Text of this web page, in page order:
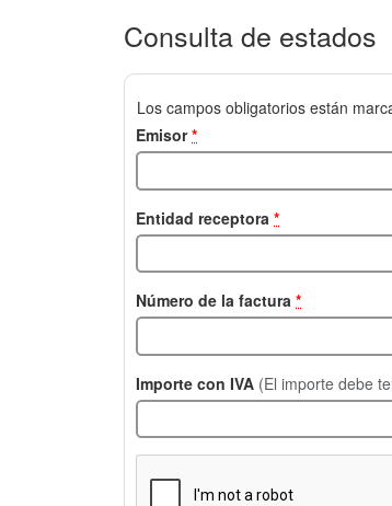
Consulta de estados
Los campos obligatorios están
Emisor*
Entidad receptora *
Número de la factura *
Importe con IVA (El importe debe